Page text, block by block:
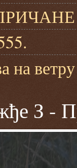
на ветру
З -